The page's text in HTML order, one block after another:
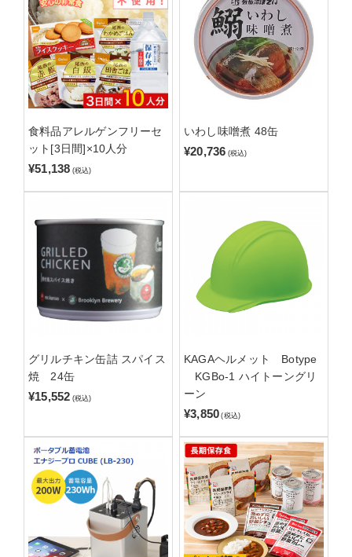
食料品アレルゲンフリーセ
ット[3日間]×10人分
¥51,138 (税込)
いわし味噌煮 48缶
¥20,736 (税込)
グリルチキン缶詰 スパイス
焼 24缶
¥15,552 (税込)
KAGAヘルメット Botype
KGBo-1 ハイトーングリ
ーン
¥3,850 (税込)